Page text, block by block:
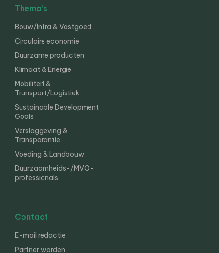
Thema’s
Bouw/Infra & Vastgoed
Circulaire economie
Duurzame producten
Klimaat & Energie
Mobiliteit &
Transport/Logistiek
Sustainable Development
Goals
Verslaggeving &
Transparantie
Voeding & Landbouw
Duurzaamheids-/MVO-
professionals
Contact
E-mail redactie
Partner worden